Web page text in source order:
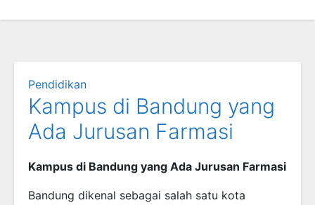
Pendidikan
Kampus di Bandung yang
Ada Jurusan Farmasi
Kampus di Bandung yang Ada Jurusan Farmasi
Bandung dikenal sebagai salah satu kota